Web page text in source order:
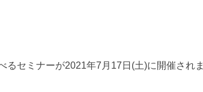
セミナーが2021年7月17日(土)に開催されま